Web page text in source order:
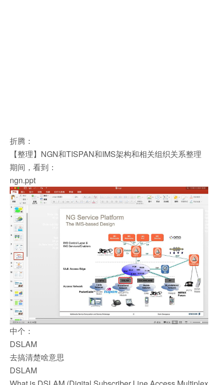
折腾：
【整理】NGN和TISPAN和IMS架构和相关组织关系整理
期间，看到：
ngn.ppt
中个：
DSLAM
去搞清楚啥意思
DSLAM